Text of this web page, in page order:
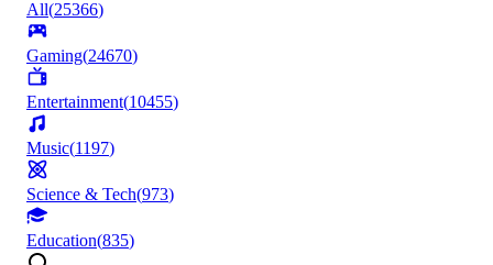
All(25366)
Gaming(24670)
Entertainment(10455)
Music(1197)
Science & Tech(973)
Education(835)